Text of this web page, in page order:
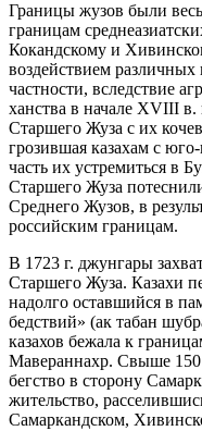
Границы жузов были
границам
Кокандскому и
воздействием
частности, вследствие
ханства в начале XVIII
Старшего Жуза с их
грозившая казахам с
часть их устремиться в
Старшего Жуза
Среднего Жузов, в
российским границам.
В 1723 г. джунгары
Старшего Жуза. Казахи
надолго оставшийся в
бедствий» (ак табан
казахов бежала к
Мавераннахр. Свыше 150
бегство в сторону
жительство,
Самаркандском,